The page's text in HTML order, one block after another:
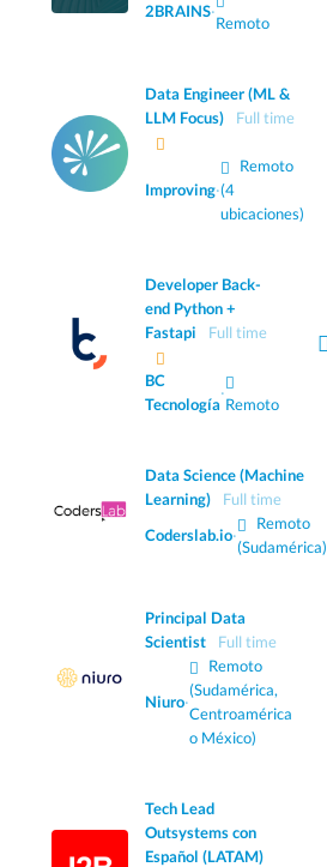
2BRAINS·
Remoto
Data Engineer (ML &
LLM Focus)
Full time
Improving·
Remoto
(4
ubicaciones)
Developer Back-
end Python +
Fastapi
Full time
BC
Tecnología
·
Remoto
Data Science (Machine
Learning)
Full time
Coderslab.io·
Remoto
(Sudamérica)
Principal Data
Scientist
Full time
Niuro·
Remoto
(Sudamérica,
Centroamérica
o México)
Tech Lead
Outsystems con
Español (LATAM)